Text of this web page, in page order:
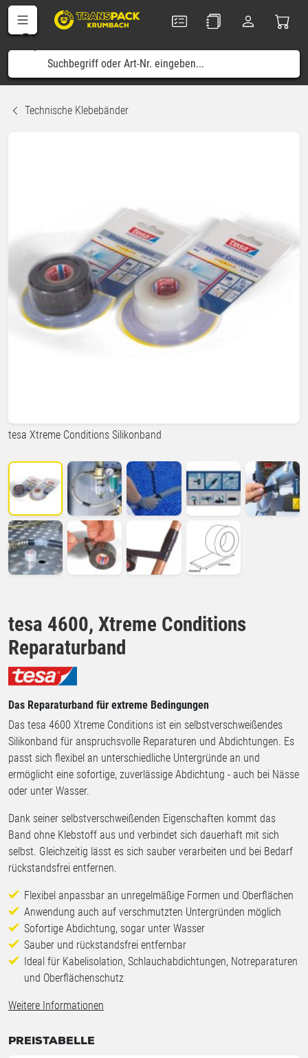
Technische Klebebänder
tesa 4600, Xtreme Conditions
Reparaturband
tesa Xtreme Conditions Silikonband
Das Reparaturband für extreme Bedingungen
Das tesa 4600 Xtreme Conditions ist ein selbstverschweißendes
Silikonband für anspruchsvolle Reparaturen und Abdichtungen. Es
passt sich flexibel an unterschiedliche Untergründe an und
ermöglicht eine sofortige, zuverlässige Abdichtung - auch bei Nässe
oder unter Wasser.
Dank seiner selbstverschweißenden Eigenschaften kommt das
Band ohne Klebstoff aus und verbindet sich dauerhaft mit sich
selbst. Gleichzeitig lässt es sich sauber verarbeiten und bei Bedarf
rückstandsfrei entfernen.
Flexibel anpassbar an unregelmäßige Formen und Oberflächen
Anwendung auch auf verschmutzten Untergründen möglich
Sofortige Abdichtung, sogar unter Wasser
Sauber und rückstandsfrei entfernbar
Ideal für Kabelisolation, Schlauchabdichtungen, Notreparaturen
und Oberflächenschutz
Weitere Informationen
PREISTABELLE